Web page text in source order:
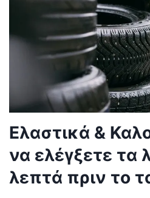
Ελαστικά &
να ελέγξετε τα
λεπτά πριν το